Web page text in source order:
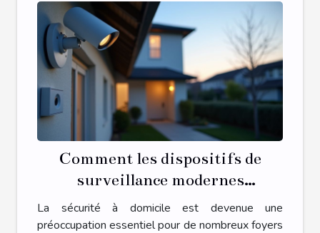
Comment les dispositifs de
surveillance modernes
renforcent-ils la sécurité
domestique ?
La sécurité à domicile est devenue une
préoccupation essentiel pour de nombreux foyers